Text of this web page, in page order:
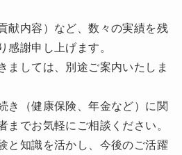
献内容）など、数々の実績を残
感謝申し上げます。
ましては、別途ご案内いたしま
き（健康保険、年金など）に関
までお気軽にご相談ください。
と知識を活かし、今後のご活躍